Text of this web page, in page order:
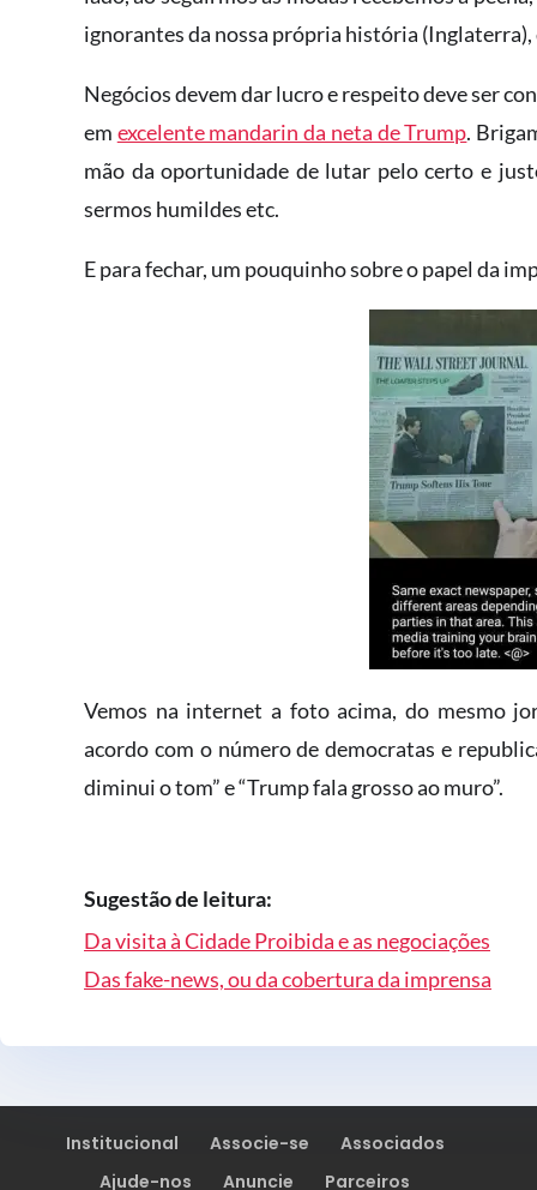
ignorantes da nossa própria história (Inglaterra),
Negócios devem dar lucro e respeito deve ser
em excelente mandarin da neta de Trump.
mão da oportunidade de lutar pelo certo e
sermos humildes etc.
E para fechar, um pouquinho sobre o papel da
Vemos na internet a foto acima, do mesmo
acordo com o número de democratas e
diminui o tom” e “Trump fala grosso ao muro”.
Sugestão de leitura:
Da visita à Cidade Proibida e as negociações
Das fake-news, ou da cobertura da imprensa
Institucional Associe-se
Associados
Ajude-nos
Anuncie Parceiros